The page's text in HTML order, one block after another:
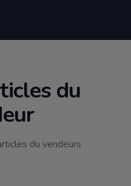
du
du vendeurs